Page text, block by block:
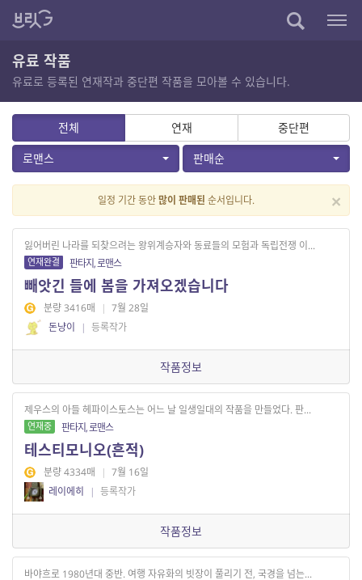
유료 작품
유료로 등록된 연재작과 중단편 작품을 모아볼 수 있습니다.
전체 연재
중단편
로맨스
판매순
×
일정 기간 동안많이 판매된 순서입니다.
잃어버린 나라를 되찾으려는 왕위계승자와 동료들의 모험과 독립전쟁 이...
연재완결 판타지, 로맨스
빼앗긴 들에 봄을 가져오겠습니다
분량 3416매 | 7월 28일
돈냥이
| 등록작가
작품정보
제우스의 아들 헤파이스토스는 어느 날 일생일대의 작품을 만들었다. 판...
연재중 판타지, 로맨스
테스티모니오(흔적)
분량 4334매 | 7월 16일
레이에히
| 등록작가
작품정보
바야흐로 1980년대 중반. 여행 자유화의 빗장이 풀리기 전, 국경을 넘는...